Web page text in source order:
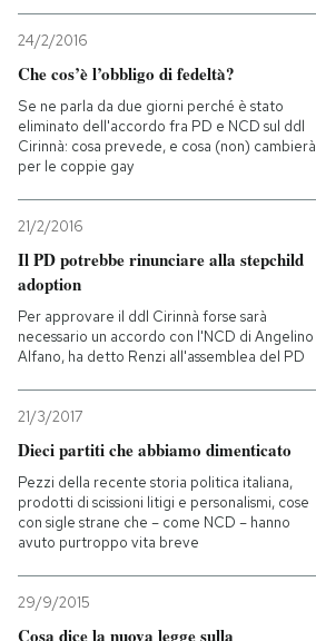
24/2/2016
Che cos’è l’obbligo di fedeltà?
Se ne parla da due giorni perché è stato
eliminato dell'accordo fra PD e NCD sul ddl
Cirinnà: cosa prevede, e cosa (non) cambierà
per le coppie gay
21/2/2016
Il PD potrebbe rinunciare alla stepchild
adoption
Per approvare il ddl Cirinnà forse sarà
necessario un accordo con l'NCD di Angelino
Alfano, ha detto Renzi all'assemblea del PD
21/3/2017
Dieci partiti che abbiamo dimenticato
Pezzi della recente storia politica italiana,
prodotti di scissioni litigi e personalismi, cose
con sigle strane che – come NCD – hanno
avuto purtroppo vita breve
29/9/2015
Cosa dice la nuova legge sulla